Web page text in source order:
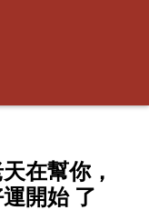
在幫你，
開始 了